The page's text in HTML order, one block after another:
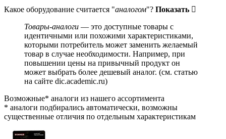
Какое оборудование считается "аналогом"? Показать
Товары-аналоги — это доступные товары с
идентичными или похожими характеристиками,
которыми потребитель может заменить желаемый
товар в случае необходимости. Например, при
повышении цены на привычный продукт он
может выбрать более дешевый аналог. (см. статью
на сайте dic.academic.ru)
Возможные* аналоги из нашего ассортимента
* аналоги подбирались автоматически, возможны
существенные отличия по отдельным характеристикам